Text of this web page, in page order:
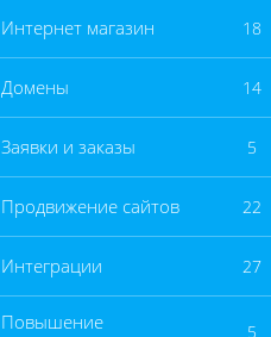
Интернет магазин 18
Домены 14
Заявки и заказы 5
Продвижение сайтов 22
Интеграции 27
Повышение
5